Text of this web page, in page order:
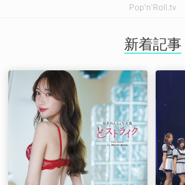
Pop'n'Roll.tv
新着記事